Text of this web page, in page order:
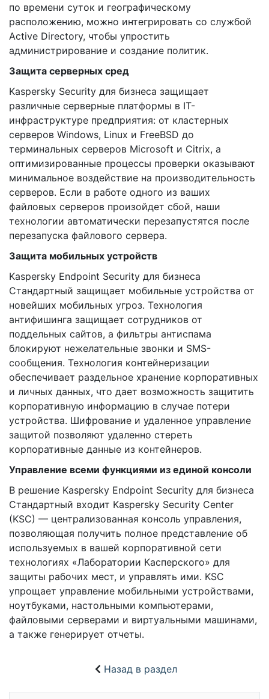
по времени суток и географическому
расположению, можно интегрировать со службой
Active Directory, чтобы упростить
администрирование и создание политик.
Защита серверных сред
Kaspersky Security для бизнеса защищает
различные серверные платформы в IT-
инфраструктуре предприятия: от кластерных
серверов Windows, Linux и FreeBSD до
терминальных серверов Microsoft и Citrix, а
оптимизированные процессы проверки оказывают
минимальное воздействие на производительность
серверов. Если в работе одного из ваших
файловых серверов произойдет сбой, наши
технологии автоматически перезапустятся после
перезапуска файлового сервера.
Защита мобильных устройств
Kaspersky Endpoint Security для бизнеса
Стандартный защищает мобильные устройства от
новейших мобильных угроз. Технология
антифишинга защищает сотрудников от
поддельных сайтов, а фильтры антиспама
блокируют нежелательные звонки и SMS-
сообщения. Технология контейнеризации
обеспечивает раздельное хранение корпоративных
и личных данных, что дает возможность защитить
корпоративную информацию в случае потери
устройства. Шифрование и удаленное управление
защитой позволяют удаленно стереть
корпоративные данные из контейнеров.
Управление всеми функциями из единой консоли
В решение Kaspersky Endpoint Security для бизнеса
Стандартный входит Kaspersky Security Center
(KSC) — централизованная консоль управления,
позволяющая получить полное представление об
используемых в вашей корпоративной сети
технологиях «Лаборатории Касперского» для
защиты рабочих мест, и управлять ими. KSC
упрощает управление мобильными устройствами,
ноутбуками, настольными компьютерами,
файловыми серверами и виртуальными машинами,
а также генерирует отчеты.
Назад в раздел